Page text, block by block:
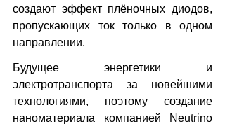
создают эффект плёночных диодов,
пропускающих ток только в одном
направлении.
Будущее энергетики и
электротранспорта за новейшими
технологиями, поэтому создание
наноматериала компанией Neutrino